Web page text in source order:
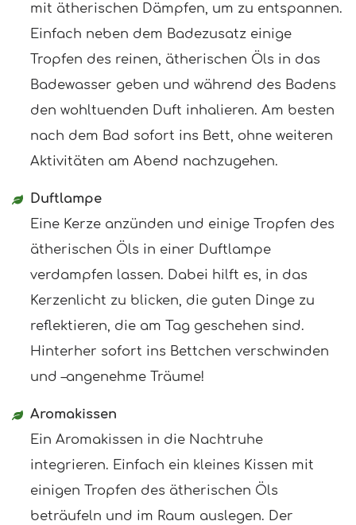
mit ätherischen Dämpfen, um zu entspannen.
Einfach neben dem Badezusatz einige
Tropfen des reinen, ätherischen Öls in das
Badewasser geben und während des Badens
den wohltuenden Duft inhalieren. Am besten
nach dem Bad sofort ins Bett, ohne weiteren
Aktivitäten am Abend nachzugehen.
Duftlampe
Eine Kerze anzünden und einige Tropfen des
ätherischen Öls in einer Duftlampe
verdampfen lassen. Dabei hilft es, in das
Kerzenlicht zu blicken, die guten Dinge zu
reflektieren, die am Tag geschehen sind.
Hinterher sofort ins Bettchen verschwinden
und –angenehme Träume!
Aromakissen
Ein Aromakissen in die Nachtruhe
integrieren. Einfach ein kleines Kissen mit
einigen Tropfen des ätherischen Öls
beträufeln und im Raum auslegen. Der